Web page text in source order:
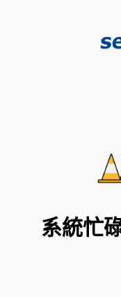
系統忙